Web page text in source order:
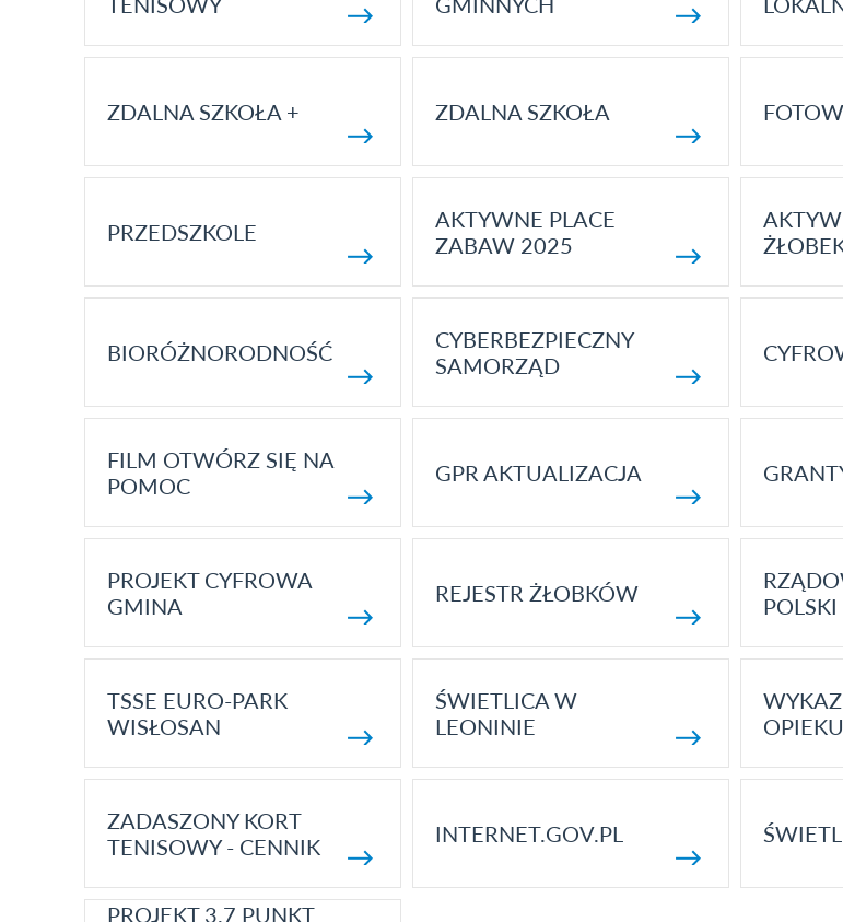
ZDALNA SZKOŁA + ZDALNA SZKOŁA
PRZEDSZKOLE
AKTYWNE PLACE
ZABAW 2025
BIORÓŻNORODNOŚĆ
CYBERBEZPIECZNY
SAMORZĄD
FILM OTWÓRZ SIĘ NA
POMOC
GPR AKTUALIZACJA
PROJEKT CYFROWA
GMINA
REJESTR ŻŁOBKÓW
TSSE EURO-PARK
WISŁOSAN
ŚWIETLICA W
LEONINIE
ZADASZONY KORT
TENISOWY - CENNIK
INTERNET.GOV.PL
PROJEKT 3.7 PUNKT